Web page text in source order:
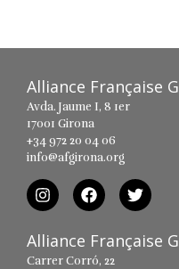
Alliance Française
Avda. Jaume I, 8 1er
17001 Girona
+34 972 20 04 06
info@afgirona.org
Alliance Française
Carrer Corró, 22